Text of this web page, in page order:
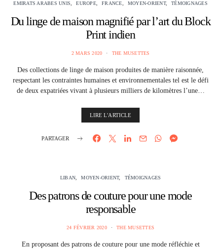
EMIRATS ARABES UNIS EUROPE FRANCE MOYEN-ORIENT TÉMOIGNAGES
Du linge de maison magnifié par l’art du Block
Print indien
2 MARS 2020 THE MUSETTES
Des collections de linge de maison produites de manière raisonnée,
respectant les contraintes humaines et environnementales tel est le défi
de deux expatriées vivant à plusieurs milliers de kilomètres l’une…
LIRE L'ARTICLE
PARTAGER
LIBAN MOYEN-ORIENT TÉMOIGNAGES
Des patrons de couture pour une mode
responsable
24 FÉVRIER 2020 THE MUSETTES
En proposant des patrons de couture pour une mode réfléchie et